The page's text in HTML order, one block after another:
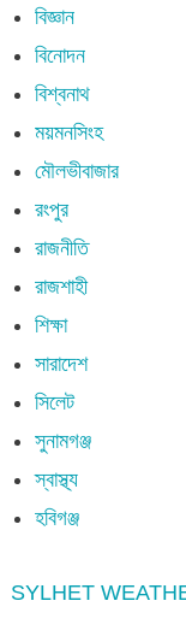
বিজ্ঞান
বিনোদন
বিশ্বনাথ
ময়মনসিংহ
মৌলভীবাজার
রংপুর
রাজনীতি
রাজশাহী
শিক্ষা
সারাদেশ
সিলেট
সুনামগঞ্জ
স্বাস্থ্য
হবিগঞ্জ
SYLHET